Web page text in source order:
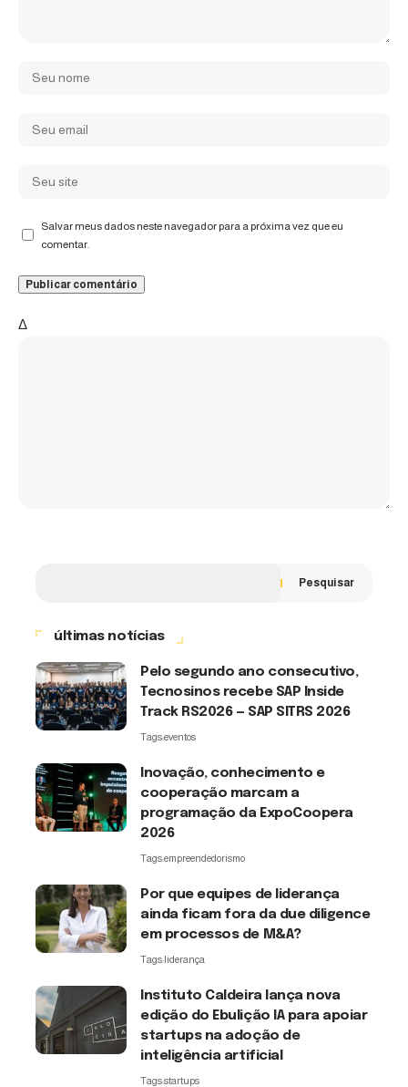
Salvar meus dados neste navegador para a próxima vez que eu
comentar.
Δ
Pesquisar
últimas notícias
Pelo segundo ano consecutivo,
Tecnosinos recebe SAP Inside
Track RS2026 — SAP SITRS 2026
Tags:eventos
Inovação, conhecimento e
cooperação marcam a
programação da ExpoCoopera
2026
Tags:empreendedorismo
Por que equipes de liderança
ainda ficam fora da due diligence
em processos de M&A?
Tags:liderança
Instituto Caldeira lança nova
edição do Ebulição IA para apoiar
startups na adoção de
inteligência artificial
Tags:startups